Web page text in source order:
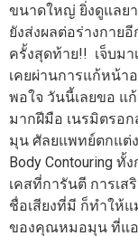
ขนาดใหญ่ ยิ่งดูแลย
ยังส่งผลต่อร่างกาย
ครั้งสุดท้าย!! เจ็บม
เคยผ่านการแก้หน้า
พอใจ วันนี้เลยขอ
มากฝีมือ เนรมิตรอ
มุน ศัลยแพทย์ตกแต่
Body Contouring ทั้
เคสที่การันตี การเ
ชื่อเสียงที่มี ก็ทำให้แ
ของคุณหมอมุน ที่แอ